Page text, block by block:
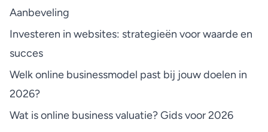
Aanbeveling
Investeren in websites: strategieën voor waarde en
succes
Welk online businessmodel past bij jouw doelen in
2026?
Wat is online business valuatie? Gids voor 2026